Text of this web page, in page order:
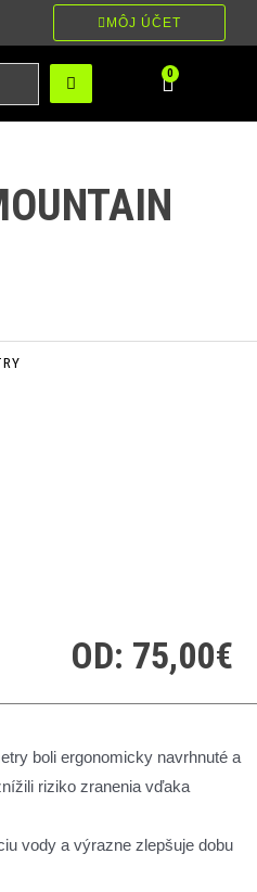
MÔJ ÚČET
0
Cart
OD: 75,00€
boli ergonomicky navrhnuté a
riziko zranenia vďaka
vody a výrazne zlepšuje dobu